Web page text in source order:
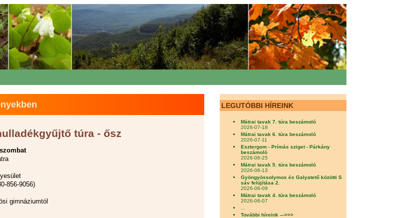
túra - ősz
856-9056)
gimnáziumtól
LEGUTÓBBI HÍREINK
Mátrai tavak 7. túra beszámoló
2026-07-18
Mátrai tavak 6. túra beszámoló
2026-07-11
Esztergom - Prímás sziget - Párkány
beszámoló
2026-06-25
Mátrai tavak 5. túra beszámoló
2026-06-13
Gyöngyössolymos és Galyatető közötti S
sáv felújítása 2.
2026-06-09
Mátrai tavak 4. túra beszámoló
2026-06-07
További híreink --->>>